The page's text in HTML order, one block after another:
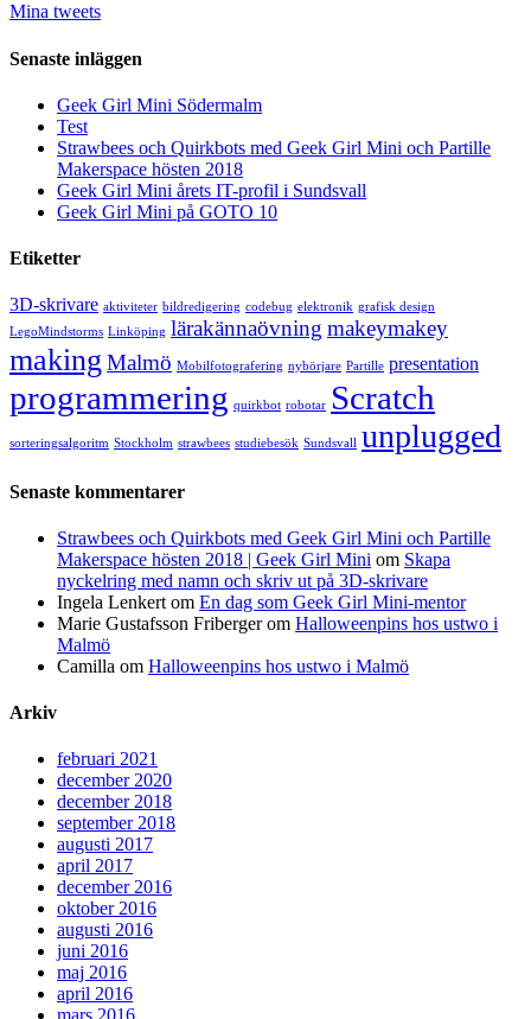
Mina tweets
Senaste inläggen
Geek Girl Mini Södermalm
Test
Strawbees och Quirkbots med Geek Girl Mini och Partille
Makerspace hösten 2018
Geek Girl Mini årets IT-profil i Sundsvall
Geek Girl Mini på GOTO 10
Etiketter
3D-skrivare aktiviteter bildredigering codebug elektronik grafisk design
LegoMindstorms Linköping lärakännaövning makeymakey
making Malmö Mobilfotografering nybörjare Partille presentation
programmering quirkbot robotar Scratch
sorteringsalgoritm Stockholm strawbees studiebesök Sundsvall unplugged
Senaste kommentarer
Strawbees och Quirkbots med Geek Girl Mini och Partille
Makerspace hösten 2018 | Geek Girl Mini om Skapa
nyckelring med namn och skriv ut på 3D-skrivare
Ingela Lenkert om En dag som Geek Girl Mini-mentor
Marie Gustafsson Fribergerom Halloweenpins hos ustwo i
Malmö
Camilla om Halloweenpins hos ustwo i Malmö
Arkiv
februari 2021
december 2020
december 2018
september 2018
augusti 2017
april 2017
december 2016
oktober 2016
augusti 2016
juni 2016
maj 2016
april 2016